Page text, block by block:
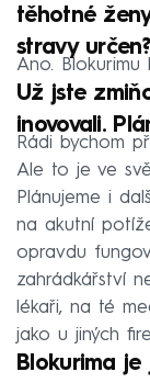
těhotné
stravy určen?
Ano.
Už jste
inovovali.
Rádi bychom
Ale to je ve
Plánujeme i
na akutní
opravdu
zahrádkářství
lékaři, na té
jako u jiných
Blokurima